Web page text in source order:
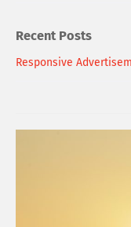
Recent Posts
Responsive